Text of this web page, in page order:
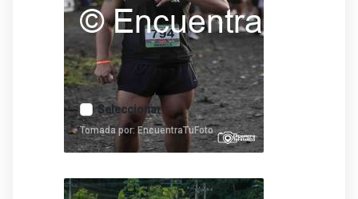
Seleccionar
Tomada por: EncuentraTuFoto